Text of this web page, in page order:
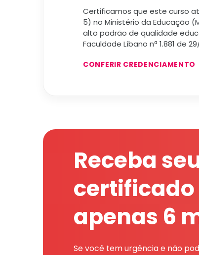
Certificamos que este curso
5) no Ministério da Educação
alto padrão de qualidade
Faculdade Líbano nª 1.881 de
CONFERIR CREDENCIAMENTO
Receba
certificado
apenas 6
Se você tem urgência e não